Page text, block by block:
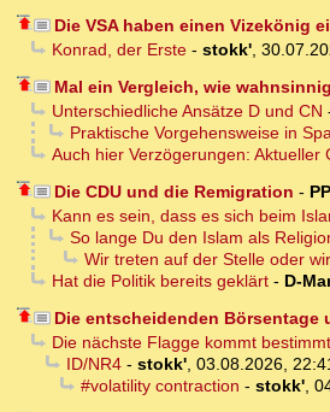
Die VSA haben einen Vizekönig
Konrad, der Erste- stokk',
Mal ein Vergleich, wie
Unterschiedliche Ansätze D und CN
Praktische Vorgehensweise in
Auch hier Verzögerungen: Aktueller
Die CDU und die Remigration -
Kann es sein, dass es sich beim
So lange Du den Islam als
Wir treten auf der Stelle oder
Hat die Politik bereits geklärt- D-
Die entscheidenden Börsentage
Die nächste Flagge kommt
ID/NR4- stokk', 03.08.2026,
#volatility contraction - stokk',